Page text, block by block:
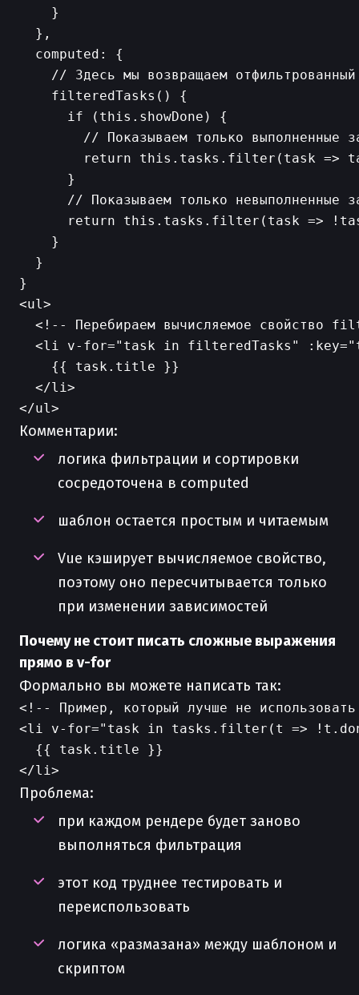
    }
  },
  computed: {
// Здесь мы возвращаем
    filteredTasks() {
      if (this.showDone) {
// Показываем только выполненные
return this.tasks.filter(task =>
      }
// Показываем только невыполненные
return this.tasks.filter(task =>
    }
  }
<ul>
<!-- Перебираем вычисляемое свойство
<li v-for="task in filteredTasks"
    {{ task.title }}
  </li>
Комментарии:
логика фильтрации и сортировки
сосредоточена в computed
шаблон остается простым и читаемым
Vue кэширует вычисляемое свойство,
поэтому оно пересчитывается только
при изменении зависимостей
Почему не стоит писать сложные выражения
прямо в v-for
Формально вы можете написать так:
<!-- Пример, который лучше не
<li v-for="task in tasks.filter(t =>
  {{ task.title }}
Проблема:
при каждом рендере будет заново
выполняться фильтрация
этот код труднее тестировать и
переиспользовать
логика «размазана» между шаблоном и
скриптом